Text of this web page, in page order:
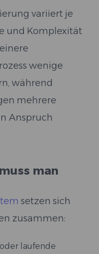
variiert je
und Komplexität
wenige
während
mehrere
Anspruch
man
setzen sich
zusammen:
laufende